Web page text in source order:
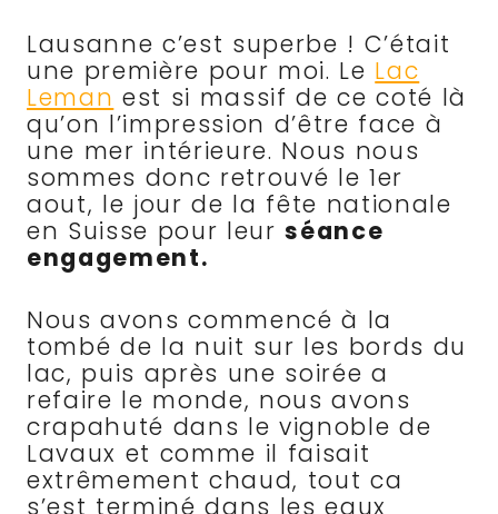
Lausanne c’est superbe ! C’était
une première pour moi. Le Lac
Leman est si massif de ce coté là
qu’on l’impression d’être face à
une mer intérieure. Nous nous
sommes donc retrouvé le 1er
aout, le jour de la fête nationale
en Suisse pour leurséance
engagement.
Nous avons commencé à la
tombé de la nuit sur les bords du
lac, puis après une soirée a
refaire le monde, nous avons
crapahuté dans le vignoble de
Lavaux et comme il faisait
extrêmement chaud, tout ca
s’est terminé dans les eaux